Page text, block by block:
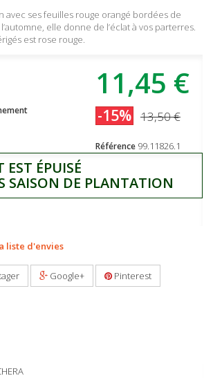
avec ses feuilles rouge orangé bordées de
elle donne de l’éclat à vos parterres.
est rose rouge.
11,45 €
-15% 13,50 €
Référence 99.11826.1
EST ÉPUISÉ
SAISON DE PLANTATION
liste d'envies
Google+ Pinterest